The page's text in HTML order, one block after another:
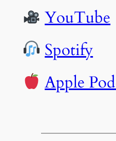
YouTube
Spotify
Apple